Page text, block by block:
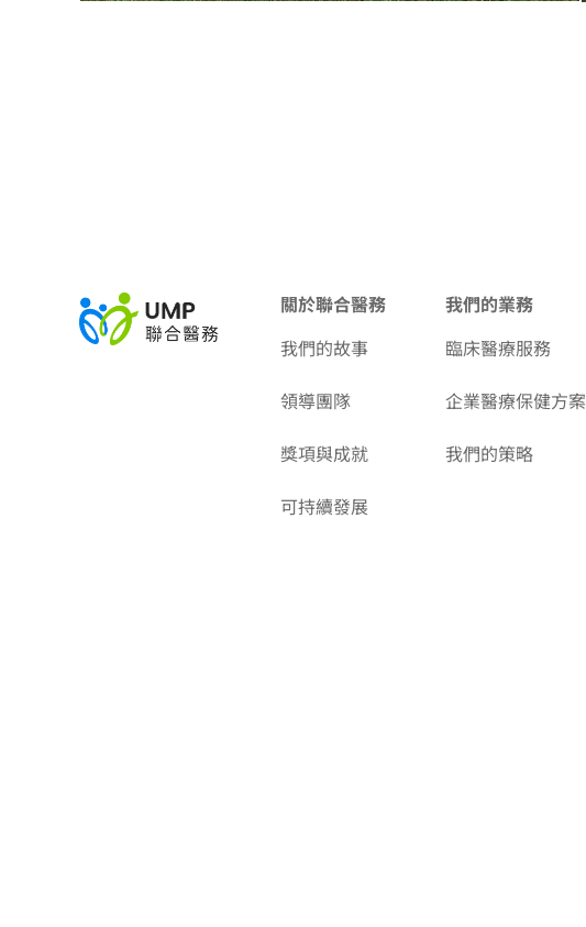
關於聯合醫務
我們的故事
領導團隊
獎項與成就
可持續發展
我們的業務
臨床醫療服務
企業醫療保健方案
我們的策略